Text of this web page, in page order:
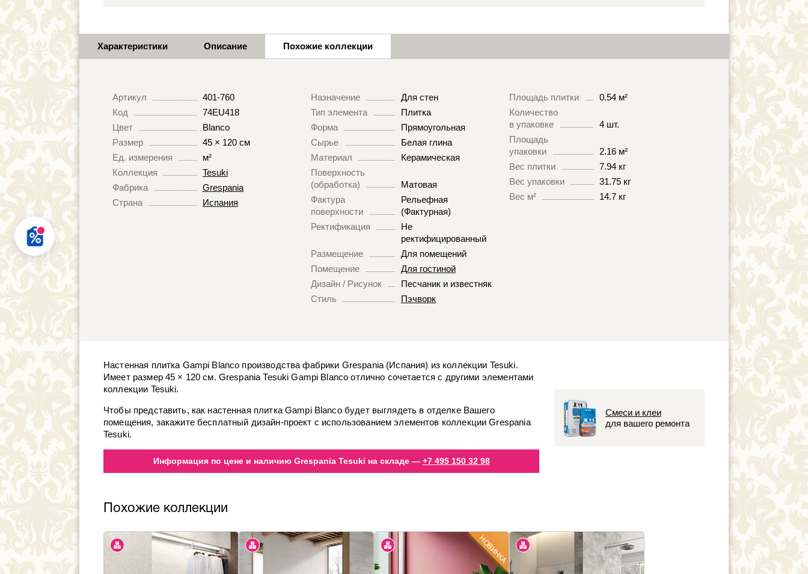
Характеристики Описание Похожие коллекции
Артикул
401-760
Код
74EU418
Цвет
Blanco
Размер
45 × 120 см
Ед. измерения
м²
Коллекция
Tesuki
Фабрика
Grespania
Страна
Испания
Назначение
Для стен
Тип элемента
Плитка
Форма
Прямоугольная
Сырье
Белая глина
Материал
Керамическая
Поверхность
(обработка)
Матовая
Фактура
поверхности
Рельефная
(Фактурная)
Ректификация
Не
ректифицированный
Размещение
Для помещений
Помещение
Для гостиной
Дизайн / Рисунок
Песчаник и известняк
Стиль
Пэчворк
Площадь плитки
0.54 м²
Количество
в упаковке
4 шт.
Площадь
упаковки
2.16 м²
Вес плитки
7.94 кг
Вес упаковки
31.75 кг
Вес м²
14.7 кг
Смеси и клеи
для вашего ремонта
Настенная плитка Gampi Blanco производства фабрики Grespania (Испания) из коллекции Tesuki.
Имеет размер 45 × 120 см. Grespania Tesuki Gampi Blanco отлично сочетается с другими элементами
коллекции Tesuki.
Чтобы представить, как настенная плитка Gampi Blanco будет выглядеть в отделке Вашего
помещения, закажите бесплатный дизайн-проект с использованием элементов коллекции Grespania
Tesuki.
Информация по цене и наличию Grespania Tesuki на складе — +7 495 150 32 98
Похожие коллекции